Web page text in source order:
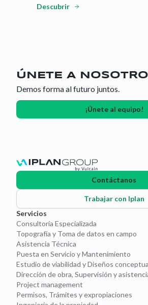
Descubrir
ÚNETE A
Demos forma al futuro juntos.
¡Únete al equipo!
Contáctanos
Trabajar con Iplan
Servicios
Consultoría Especializada
Topografía y Toma de datos en campo
Asistencia Técnica
Puesta en Servicio y Mantenimiento
Estudio de viabilidad y Diseños
Dirección de obra, Supervisión y
Project management
Permisos, Trámites y expropiaciones